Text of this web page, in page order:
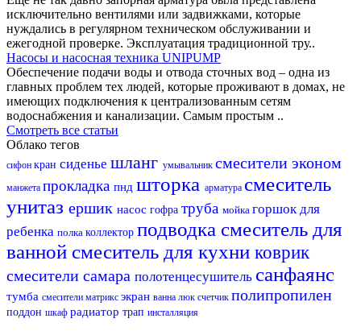
исключительно вентилями или задвижками, которые
нуждались в регулярном техническом обслуживании и
ежегодной проверке. Эксплуатация традиционной тру..
Насосы и насосная техника UNIPUMP
Обеспечение подачи воды и отвода сточных вод – одна из
главных проблем тех людей, которые проживают в домах, не
имеющих подключения к централизованным сетям
водоснабжения и канализации. Самым простым ..
Смотреть все статьи
Облако тегов
сифон кран сиденье шланг умывальник смесители эконом
манжета прокладка пнд шторка арматура смеситель
унитаз ершик насос гофра труба мойка горшок для
ребенка полка коллектор подводка смеситель для
ванной смеситель для кухни коврик
смесители самара полотенцесушитель санфаянс
тумба смесители матрикс экран ванна люк счетчик полипропилен
поддон шкаф радиатор трап инсталляция